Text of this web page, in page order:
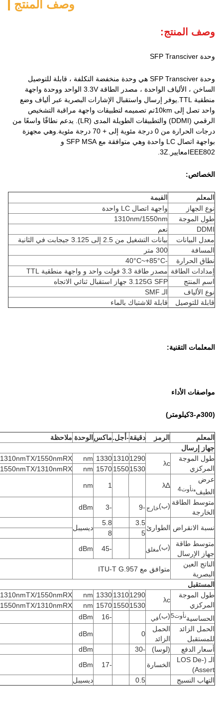
وصف المنتج
وصف المنتج:
وحدة SFP Transciver
وحدة SFP Transciver هي وحدة منخفضة التكلفة ، قابلة للتوصيل
الساخن ، الألياف الواحدة ، مصدر الطاقة 3.3V الواحد ووحدة واجهة
منطقية TTL.يوفر إرسال واستقبال الإشارات البصرية عبر ألياف وضع
واحد تصل إلى 10kmتم تصميمه لتطبيقات واجهة مراقبة التشخيص
الرقمي (DDMI) والتطبيقات الطويلة المدى (LR). يدعم نطاقًا واسعًا من
درجات الحرارة من 0 درجة مئوية إلى + 70 درجة مئوية.وهي مجهزة
بواجهة اتصال LC واحدة وهي متوافقة مع SFP MSA و
IEEE802معايير.3Z.
الخصائص:
المعلم
القيمة
نوع الجهاز
واجهة اتصال LC واحدة
طول الموجة
1310nm/1550nm
DDMI
نعم
معدل البيانات
بيانات التشغيل من 2.5 إلى 3.125 جيجابت في الثانية
المسافة
300 متر
نطاق الحرارة
-40°C~+85°C
إمدادات الطاقة مصدر طاقة 3.3 فولت واحد و واجهة منطقية TTL
اسم المنتج
3.125G SFP جهاز استقبال ثنائي الاتجاه
نوع الألياف
الـ SMF
قابلة للتوصيل
قابلة للاشتباك بالماء
المعلمات التقنية:
مواصفات الأداء
(3
00 م-3 كيلومتر)
المعلم الرمز دقيقة-أجل.ماكس الوحدة ملاحظة
جهاز إرسال
طول الموجة
المركزي
λc
1290
1310
1330
nm
1310nmTX/1550nmRX
1530
1550
1570
nm
1550nmTX/1310nmRX
عرض
الطيف*نأوت4
∆λ
1
nm
متوسط الطاقة
الخارجة
(ب)خارج -9
-3
dBm
نسبة الانقراض الطوارئ
3.5
5.8
ديسيبل
5
8
متوسط طاقة
جهاز الإرسال
(ب)مغلق -45
dBm
الناتج العين
البصرية
متوافق مع ITU-T G.957
المستقبل
طول الموجة
المركزي
λc
1290
1310
1330
nm
1310nmTX/1550nmRX
1530
1550
1570
nm
1550nmTX/1310nmRX
الحساسيةنأوت5(ب)في -16
dBm
الحمل الزائد
للمستقبل
الحمل
الزائد
0
dBm
أسعار الدفع
(لوسا) -30
dBm
الـ (LOS De-
Assert)
الخسارة -17
dBm
التهاب النسيج
0.5 ديسيبل